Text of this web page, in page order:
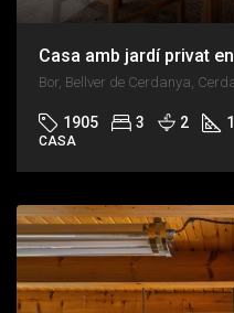
Casa amb jardí privat
1905 3 2
CASA